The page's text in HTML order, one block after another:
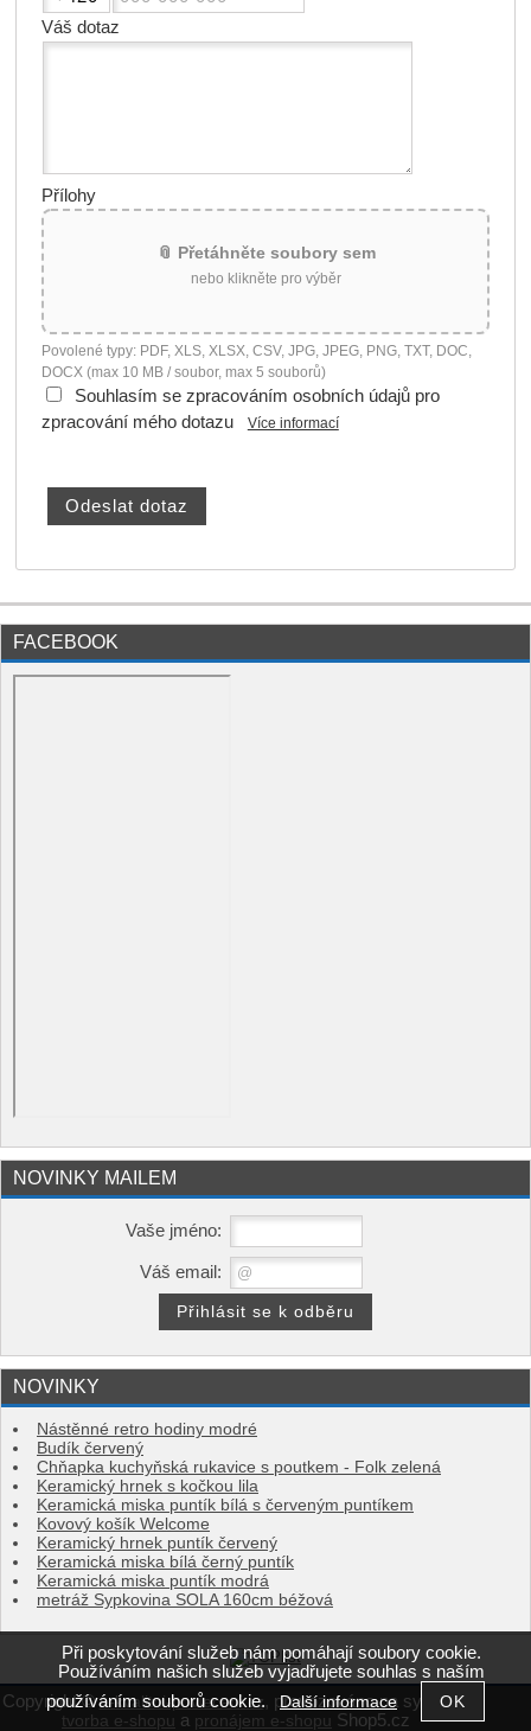
Váš dotaz
Přílohy
📎 Přetáhněte soubory sem
nebo klikněte pro výběr
Povolené typy: PDF, XLS, XLSX, CSV, JPG, JPEG, PNG, TXT, DOC,
DOCX (max 10 MB / soubor, max 5 souborů)
Souhlasím se zpracováním osobních údajů pro
zpracování mého dotazu
Více informací
FACEBOOK
NOVINKY MAILEM
Vaše jméno:
Váš email:
NOVINKY
Nástěnné retro hodiny modré
Budík červený
Chňapka kuchyňská rukavice s poutkem - Folk zelená
Keramický hrnek s kočkou lila
Keramická miska puntík bílá s červeným puntíkem
Kovový košík Welcome
Keramický hrnek puntík červený
Keramická miska bílá černý puntík
Keramická miska puntík modrá
metráž Sypkovina SOLA 160cm béžová
Copyright ©e-kvalitni-povleceni.cz, provozováno na systému
tvorba e-shopu a pronájem e-shopu Shop5.cz
Při poskytování služeb nám pomáhají soubory cookie.
Používáním našich služeb vyjadřujete souhlas s naším
používáním souborů cookie.Další informace